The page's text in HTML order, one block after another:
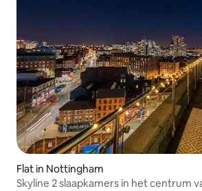
Flat in Nottingham
Skyline 2 slaapkamers in het centrum